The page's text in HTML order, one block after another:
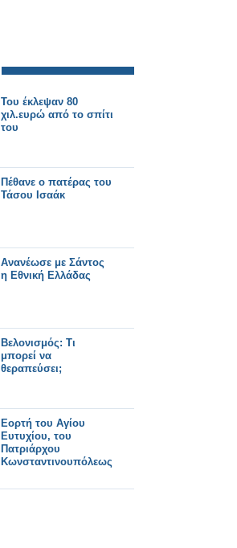
Του έκλεψαν 80
χιλ.ευρώ από το σπίτι
του
Πέθανε ο πατέρας του
Τάσου Ισαάκ
Ανανέωσε με Σάντος
η Εθνική Ελλάδας
Βελονισμός: Τι
μπορεί να
θεραπεύσει;
Εορτή του Αγίου
Ευτυχίου, του
Πατριάρχου
Κωνσταντινουπόλεως